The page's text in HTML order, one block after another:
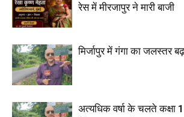
रेस में मीरजापुर ने मारी बाजी
मिर्जापुर में गंगा का जलस्तर
अत्यधिक वर्षा के चलते